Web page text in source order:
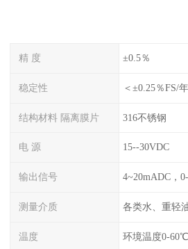
精 度 ±0.5％
稳定性 ＜±0.25％FS/年
结构材料 隔离膜片 316不锈钢
电 源 15--30VDC
输出信号 4~20mADC，
测量介质
温度 环境温度0-60℃